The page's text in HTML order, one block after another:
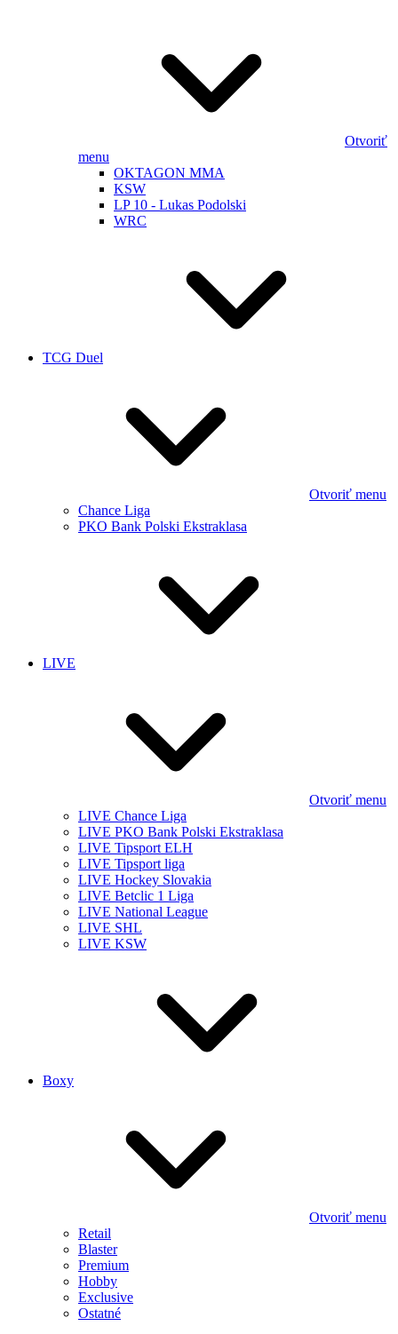
Otvoriť
menu
OKTAGON MMA
KSW
LP 10 - Lukas Podolski
WRC
TCG Duel
Otvoriť menu
Chance Liga
PKO Bank Polski Ekstraklasa
LIVE
Otvoriť menu
LIVE Chance Liga
LIVE PKO Bank Polski Ekstraklasa
LIVE Tipsport ELH
LIVE Tipsport liga
LIVE Hockey Slovakia
LIVE Betclic 1 Liga
LIVE National League
LIVE SHL
LIVE KSW
Boxy
Otvoriť menu
Retail
Blaster
Premium
Hobby
Exclusive
Ostatné